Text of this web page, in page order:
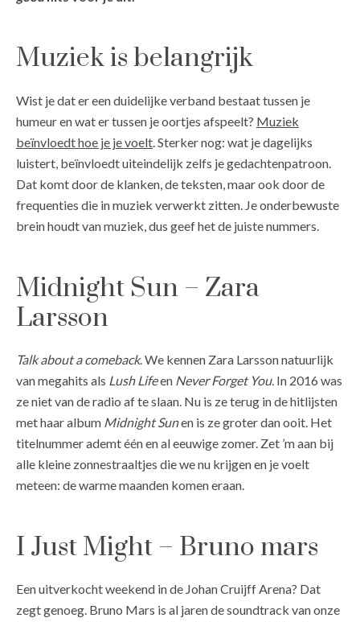
Muziek is belangrijk
Wist je dat er een duidelijke verband bestaat tussen je
humeur en wat er tussen je oortjes afspeelt? Muziek
beïnvloedt hoe je je voelt. Sterker nog: wat je dagelijks
luistert, beïnvloedt uiteindelijk zelfs je gedachtenpatroon.
Dat komt door de klanken, de teksten, maar ook door de
frequenties die in muziek verwerkt zitten. Je onderbewuste
brein houdt van muziek, dus geef het de juiste nummers.
Midnight Sun – Zara
Larsson
Talk about a comeback. We kennen Zara Larsson natuurlijk
van megahits als Lush Lifeen Never Forget You. In 2016 was
ze niet van de radio af te slaan. Nu is ze terug in de hitlijsten
met haar album Midnight Sunen is ze groter dan ooit. Het
titelnummer ademt één en al eeuwige zomer. Zet ’m aan bij
alle kleine zonnestraaltjes die we nu krijgen en je voelt
meteen: de warme maanden komen eraan.
I Just Might – Bruno mars
Een uitverkocht weekend in de Johan Cruijff Arena? Dat
zegt genoeg. Bruno Mars is al jaren de soundtrack van onze